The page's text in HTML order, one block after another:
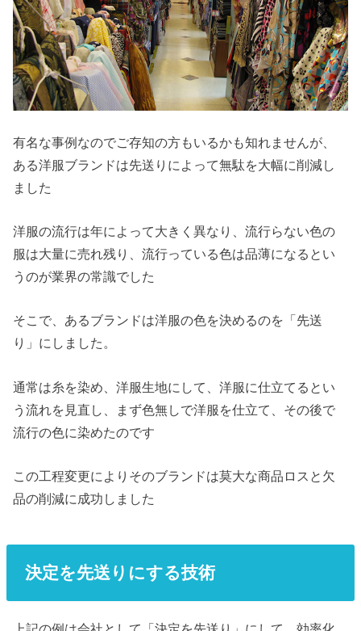
有名な事例なのでご存知の方もいるかも知れませんが、
ある洋服ブランドは先送りによって無駄を大幅に削減し
ました
洋服の流行は年によって大きく異なり、流行らない色の
服は大量に売れ残り、流行っている色は品薄になるとい
うのが業界の常識でした
そこで、あるブランドは洋服の色を決めるのを「先送
り」にしました。
通常は糸を染め、洋服生地にして、洋服に仕立てるとい
う流れを見直し、まず色無しで洋服を仕立て、その後で
流行の色に染めたのです
この工程変更によりそのブランドは莫大な商品ロスと欠
品の削減に成功しました
決定を先送りにする技術